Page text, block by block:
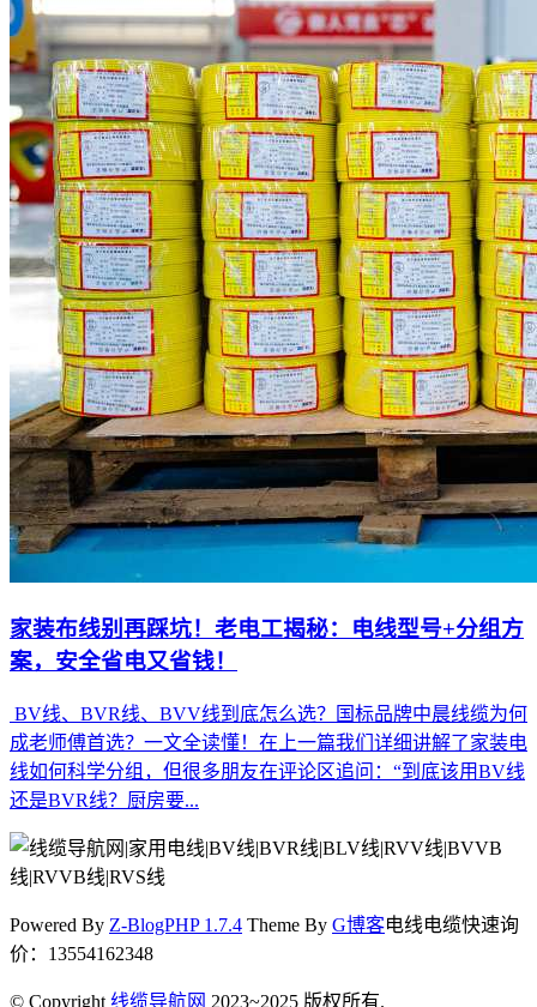
家装布线别再踩坑！老电工揭秘：电线型号+分组方
案，安全省电又省钱！
BV线、BVR线、BVV线到底怎么选？国标品牌中晨线缆为何
成老师傅首选？一文全读懂！在上一篇我们详细讲解了家装电
线如何科学分组，但很多朋友在评论区追问：“到底该用BV线
还是BVR线？厨房要...
Powered By Z-BlogPHP 1.7.4 Theme By G博客电线电缆快速询
价：13554162348
© Copyright 线缆导航网 2023~2025 版权所有.